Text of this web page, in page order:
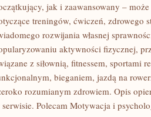
jak i zaawansowany –
treningów, ćwiczeń, zdrowego
rozwijania własnej
aktywności fizycznej,
z siłownią, fitnessem, sportami
bieganiem, jazdą na
rozumianym zdrowiem. Opis
Polecam Motywacja i